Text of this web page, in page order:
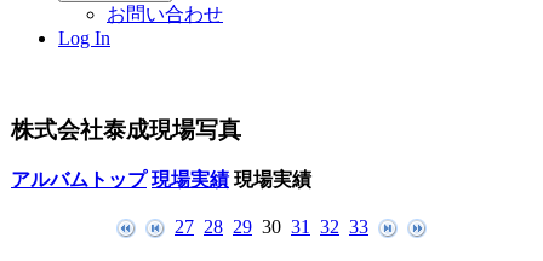
お問い合わせ
Log In
株式会社泰成現場写真
アルバムトップ 現場実績 現場実績
27 28 29 30 31 32 33